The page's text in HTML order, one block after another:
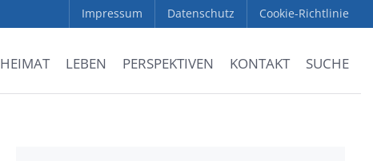
Impressum Datenschutz Cookie-Richtlinie
HEIMAT LEBEN PERSPEKTIVEN KONTAKT SUCHE